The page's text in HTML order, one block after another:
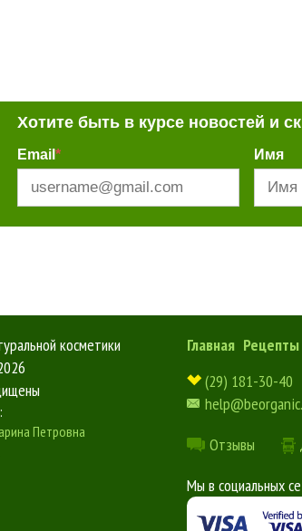
Хотите быть в курсе новостей и
Email * Имя
косметики
Петровна
Главная Рецепты
(29) 181-30-40
Отзывы
Мы в социальных